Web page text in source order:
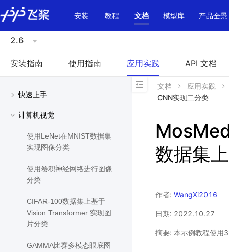
\u200E
安装
教程 文档 模型库 产品全景
2.6
安装指南 使用指南 应用实践 API 文档
快速上手
计算机视觉
使用LeNet在MNIST数据集
实现图像分类
使用卷积神经网络进行图像
分类
CIFAR-100数据集上基于
Vision Transformer 实现图
片分类
GAMMA比赛多模态眼底图
文档
应用实践
CNN实现二分类
数据集
作者: WangXi2016
日期: 2022.10.27
摘要: 本示例教程使用